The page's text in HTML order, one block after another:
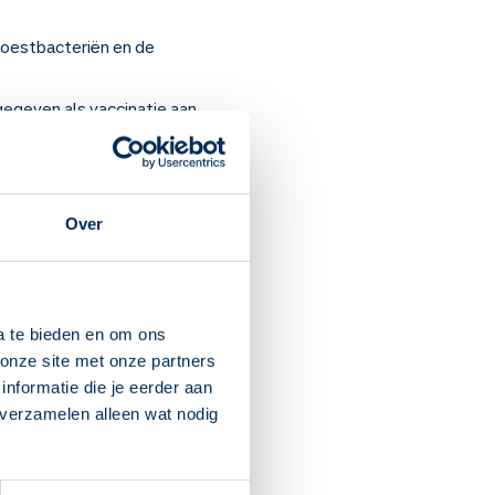
Over
te bieden en om ons
site met onze partners
die je eerder aan
alleen wat nodig
en de
als vaccinatie aan
Zie
bij-
dktp-hib-hepb-
aan zwangere